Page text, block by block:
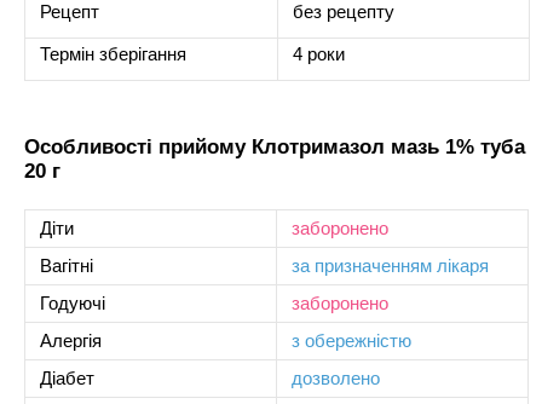
Рецепт
без рецепту
Термін зберігання 4 роки
Особливості прийому Клотримазол мазь 1% туба
20 г
Діти
заборонено
Вагітні
за призначенням лікаря
Годуючі
заборонено
Алергія
з обережністю
Діабет
дозволено